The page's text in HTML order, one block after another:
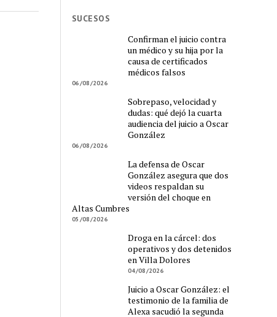
SUCESOS
Confirman el juicio contra
un médico y su hija por la
causa de certificados
médicos falsos
06/08/2026
Sobrepaso, velocidad y
dudas: qué dejó la cuarta
audiencia del juicio a Oscar
González
06/08/2026
La defensa de Oscar
González asegura que dos
videos respaldan su
versión del choque en
Altas Cumbres
05/08/2026
Droga en la cárcel: dos
operativos y dos detenidos
en Villa Dolores
04/08/2026
Juicio a Oscar González: el
testimonio de la familia de
Alexa sacudió la segunda